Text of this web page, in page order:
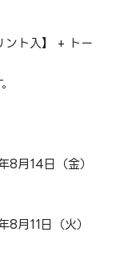
ト入】 + トー
月14日（金）
月11日（火）